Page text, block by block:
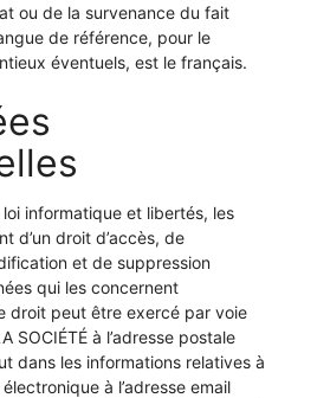
ou de la survenance du fait
de référence, pour le
éventuels, est le français.
informatique et libertés, les
d’un droit d’accès, de
et de suppression
qui les concernent
droit peut être exercé par voie
SOCIÉTÉ à l’adresse postale
dans les informations relatives à
à l’adresse email